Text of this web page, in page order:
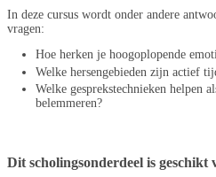
In deze cursus wordt onder andere
vragen:
Hoe herken je hoogoplopende
Welke hersengebieden zijn actief
Welke gesprekstechnieken helpen
belemmeren?
Dit scholingsonderdeel is geschikt